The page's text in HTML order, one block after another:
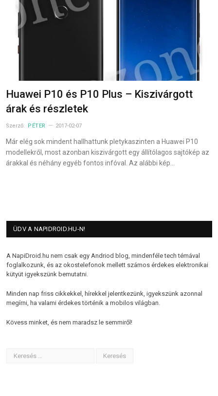
Huawei P10 és P10 Plus – Kiszivárgott
árak és részletek
Szerző: PÉTER 2017-02-07
Már elég sok mindent hallhattunk pletykaszinten a Huawei P10
modellekről, most azonban kiszivárgott egy állítólagos sajtókép az
árakkal és néhány egyéb fontos infóval. Az alábbi kép…
ÜDV A NAPIDROID.HU-N!
A NapiDroid.hu nem csak egy Andriod blog, mindenféle tech témával
foglalkozunk, és az okostelefonok mellett számos érdekes elektronikai
kütyüt igyekszünk bemutatni.
Minden nap friss cikkekkel, hírekkel jelentkezünk, igyekszünk azonnal
megírni, ha valami érdekes történik a mobilos világban.
Kövess minket, és nem maradsz le semmiről!